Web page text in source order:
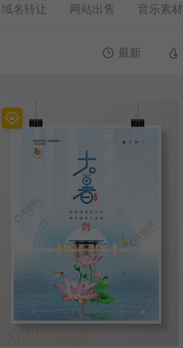
域名转让 网站出售 音乐素材
最新